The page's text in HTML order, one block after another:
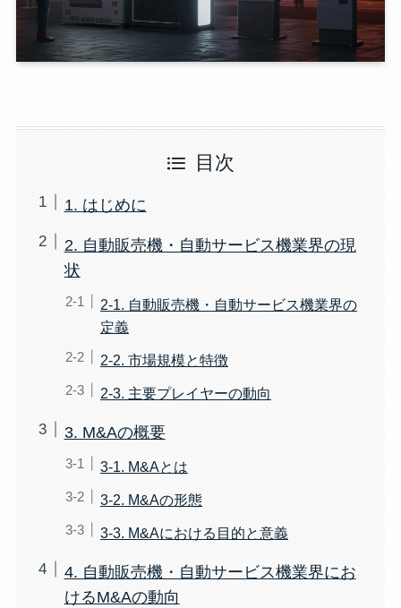
目次
1. はじめに
2. 自動販売機・自動サービス機業界の現
状
2-1. 自動販売機・自動サービス機業界の
定義
2-2. 市場規模と特徴
2-3. 主要プレイヤーの動向
3. M&Aの概要
3-1. M&Aとは
3-2. M&Aの形態
3-3. M&Aにおける目的と意義
4. 自動販売機・自動サービス機業界にお
けるM&Aの動向